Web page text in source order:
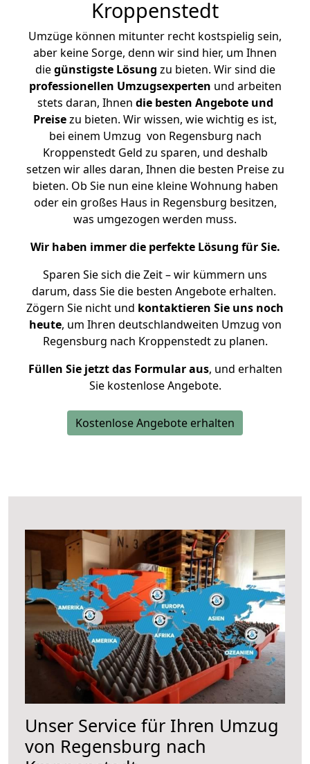
Kroppenstedt
Umzüge können mitunter recht kostspielig sein,
aber keine Sorge, denn wir sind hier, um Ihnen
diegünstigste Lösung zu bieten. Wir sind die
professionellen Umzugsexperten und arbeiten
stets daran, Ihnen die besten Angebote und
Preisezu bieten. Wir wissen, wie wichtig es ist,
bei einem Umzug von Regensburg nach
Kroppenstedt Geld zu sparen, und deshalb
setzen wir alles daran, Ihnen die besten Preise zu
bieten. Ob Sie nun eine kleine Wohnung haben
oder ein großes Haus in Regensburg besitzen,
was umgezogen werden muss.
Wir haben immer die perfekte Lösung für Sie.
Sparen Sie sich die Zeit – wir kümmern uns
darum, dass Sie die besten Angebote erhalten.
Zögern Sie nicht und kontaktieren Sie uns noch
heute, um Ihren deutschlandweiten Umzug von
Regensburg nach Kroppenstedt zu planen.
Füllen Sie jetzt das Formular aus, und erhalten
Sie kostenlose Angebote.
Kostenlose Angebote erhalten
Unser Service für Ihren Umzug
von Regensburg nach